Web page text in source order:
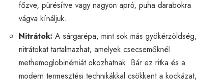
főzve, pürésítve vagy nagyon apró, puha darabokra
vágva kínáljuk.
Nitrátok: A sárgarépa, mint sok más gyökérzöldség,
nitrátokat tartalmazhat, amelyek csecsemőknél
methemoglobinémiát okozhatnak. Bár ez ritka és a
modern termesztési technikákkal csökkent a kockázat,